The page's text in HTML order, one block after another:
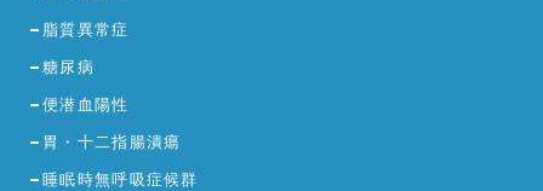
脂質異常症
糖尿病
便潜血陽性
胃・十二指腸潰瘍
睡眠時無呼吸症候群